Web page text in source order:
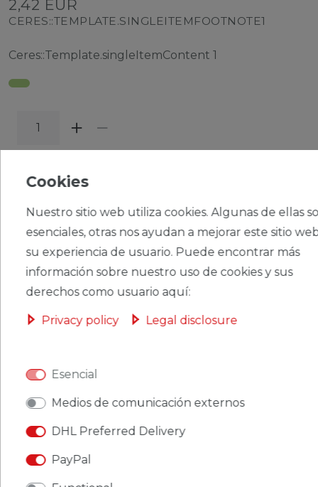
2,42 EUR
CERES::TEMPLATE.SINGLEITEMFOOTNOTE1
Ceres::Template.singleItemContent 1
CERES::TEMPLATE.SINGLEITEMWISHLIST
Ceres::Template.singleItemExclusive
Cookies
Nuestro sitio web utiliza cookies. Algunas de ellas
esenciales, otras nos ayudan a mejorar este sitio
su experiencia de usuario. Puede encontrar más
información sobre nuestro uso de cookies y sus
derechos como usuario aquí:
Privacy policy Legal disclosure
Esencial
Medios de comunicación externos
DHL Preferred Delivery
PayPal